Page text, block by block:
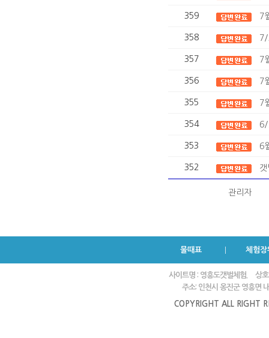
359 7
358 7/
357 7
356 7
355 7
354 6/
353 6
352
관리자
물때표 체험장
사이트명 : 영흥도갯벌체험.
상
주소: 인천시 옹진군 영흥면
COPYRIGHT ALL RIGHT